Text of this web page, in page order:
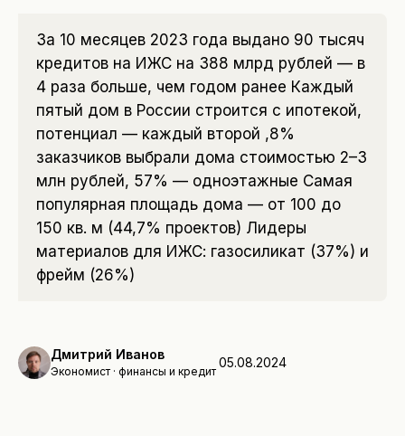
За 10 месяцев 2023 года выдано 90 тысяч
кредитов на ИЖС на 388 млрд рублей — в
4 раза больше, чем годом ранее Каждый
пятый дом в России строится с ипотекой,
потенциал — каждый второй ,8%
заказчиков выбрали дома стоимостью 2–3
млн рублей, 57% — одноэтажные Самая
популярная площадь дома — от 100 до
150 кв. м (44,7% проектов) Лидеры
материалов для ИЖС: газосиликат (37%) и
фрейм (26%)
Дмитрий Иванов
Экономист · финансы и кредит
05.08.2024